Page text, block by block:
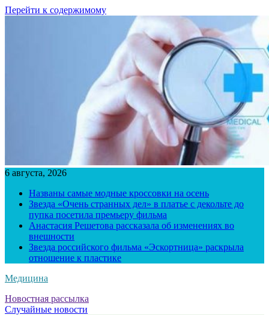
Перейти к содержимому
6 августа, 2026
Названы самые модные кроссовки на осень
Звезда «Очень странных дел» в платье с декольте до
пупка посетила премьеру фильма
Анастасия Решетова рассказала об изменениях во
внешности
Звезда российского фильма «Эскортница» раскрыла
отношение к пластике
Медицина
Новостная рассылка
Случайные новости